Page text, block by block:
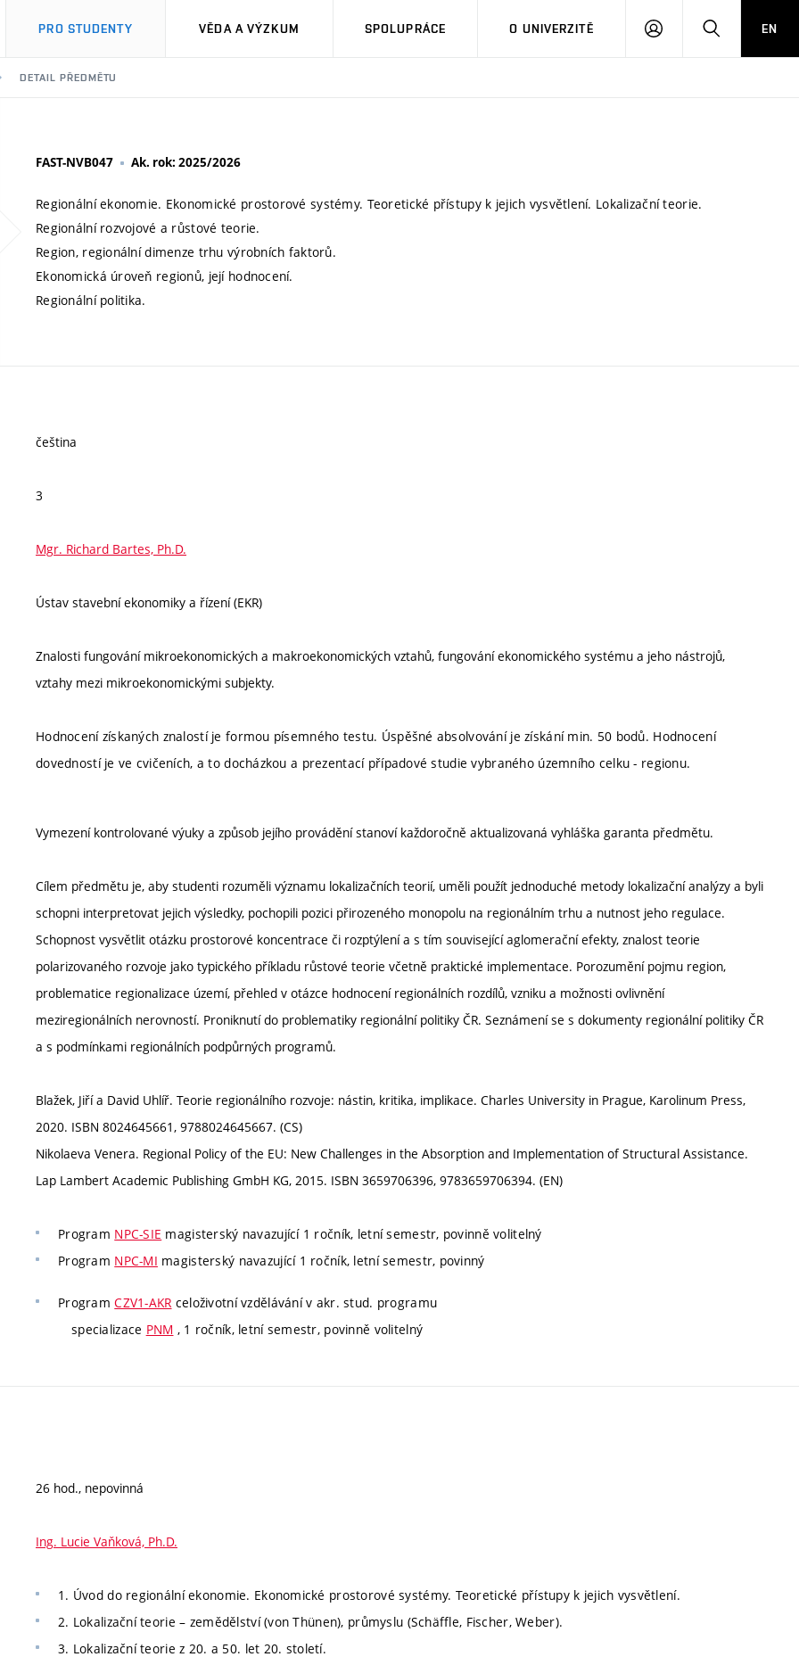
PRO STUDENTY VĚDA A VÝZKUM SPOLUPRÁCE O UNIVERZITĚ
PŘIHLÁSIT HLEDATEN
DETAIL PŘEDMĚTU
FAST-NVB047 Ak. rok: 2025/2026
Regionální ekonomie. Ekonomické prostorové systémy. Teoretické přístupy k jejich vysvětlení. Lokalizační teorie.
Regionální rozvojové a růstové teorie.
Region, regionální dimenze trhu výrobních faktorů.
Ekonomická úroveň regionů, její hodnocení.
Regionální politika.
čeština
3
Mgr. Richard Bartes, Ph.D.
Ústav stavební ekonomiky a řízení (EKR)
Znalosti fungování mikroekonomických a makroekonomických vztahů, fungování ekonomického systému a jeho nástrojů,
vztahy mezi mikroekonomickými subjekty.
Hodnocení získaných znalostí je formou písemného testu. Úspěšné absolvování je získání min. 50 bodů. Hodnocení
dovedností je ve cvičeních, a to docházkou a prezentací případové studie vybraného územního celku - regionu.
Vymezení kontrolované výuky a způsob jejího provádění stanoví každoročně aktualizovaná vyhláška garanta předmětu.
Cílem předmětu je, aby studenti rozuměli významu lokalizačních teorií, uměli použít jednoduché metody lokalizační analýzy a byli
schopni interpretovat jejich výsledky, pochopili pozici přirozeného monopolu na regionálním trhu a nutnost jeho regulace.
Schopnost vysvětlit otázku prostorové koncentrace či rozptýlení a s tím související aglomerační efekty, znalost teorie
polarizovaného rozvoje jako typického příkladu růstové teorie včetně praktické implementace. Porozumění pojmu region,
problematice regionalizace území, přehled v otázce hodnocení regionálních rozdílů, vzniku a možnosti ovlivnění
meziregionálních nerovností. Proniknutí do problematiky regionální politiky ČR. Seznámení se s dokumenty regionální politiky ČR
a s podmínkami regionálních podpůrných programů.
Blažek, Jiří a David Uhlíř. Teorie regionálního rozvoje: nástin, kritika, implikace. Charles University in Prague, Karolinum Press,
2020. ISBN 8024645661, 9788024645667. (CS)
Nikolaeva Venera. Regional Policy of the EU: New Challenges in the Absorption and Implementation of Structural Assistance.
Lap Lambert Academic Publishing GmbH KG, 2015. ISBN 3659706396, 9783659706394. (EN)
Program NPC-SIE magisterský navazující 1 ročník, letní semestr, povinně volitelný
Program NPC-MI magisterský navazující 1 ročník, letní semestr, povinný
ProgramCZV1-AKR celoživotní vzdělávání v akr. stud. programu
specializace PNM , 1 ročník, letní semestr, povinně volitelný
26 hod., nepovinná
Ing. Lucie Vaňková, Ph.D.
1. Úvod do regionální ekonomie. Ekonomické prostorové systémy. Teoretické přístupy k jejich vysvětlení.
2. Lokalizační teorie – zemědělství (von Thünen), průmyslu (Schäffle, Fischer, Weber).
3. Lokalizační teorie z 20. a 50. let 20. století.